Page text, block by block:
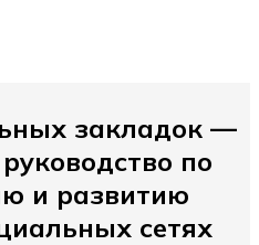
закладок —
по
и развитию
сетях